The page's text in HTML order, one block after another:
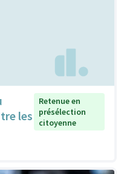
les
Retenue en
présélection
citoyenne